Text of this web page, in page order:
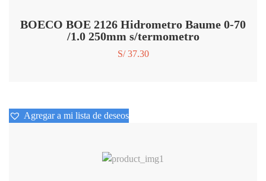
BOECO BOE 2126 Hidrometro Baume 0-70
/1.0 250mm s/termometro
S/37.30
Agregar a mi lista de deseos